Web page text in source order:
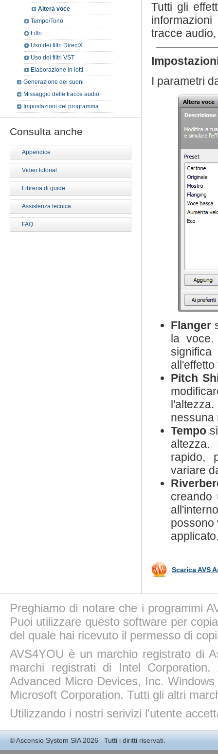
Tutti gli
tracce
I parametri
Flanger
la
Pitch
nessuna
Tempo
rapido,
variare
creando
possono
Scarica AVS
Altera voce
Tempo/Tono
Filtri
Uso dei filtri DirectX
Uso dei filtri VST
Elaborazione in lotti
Generazione dei suoni
Missaggio delle tracce audio
Impostazioni del programma
Consulta anche
Appendice
Video tutorial
Libreria di guide
Assistenza tecnica
FAQ
Preghiamo di notare che i programmi
Puoi utilizzare questo software per
del quale hai ricevuto il permesso di
AVS4YOU è un marchio registrato di
marchi registrati di Intel
Advanced Micro Devices, Inc.
Microsoft Corporation. Tutti gli altri
Utilizzando i nostri serivizi l'utente
©Ascensio System SIA2026 Tutti i diritti riservati.